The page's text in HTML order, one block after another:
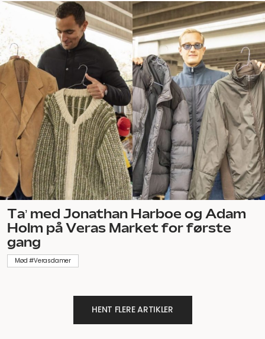
Ta’ med Jonathan Harboe og Adam
Holm på Veras Market for første
gang
Mød #Verasdamer
HENT FLERE ARTIKLER